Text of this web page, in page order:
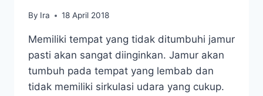
By Ira 18 April 2018
Memiliki tempat yang tidak ditumbuhi jamur
pasti akan sangat diinginkan. Jamur akan
tumbuh pada tempat yang lembab dan
tidak memiliki sirkulasi udara yang cukup.